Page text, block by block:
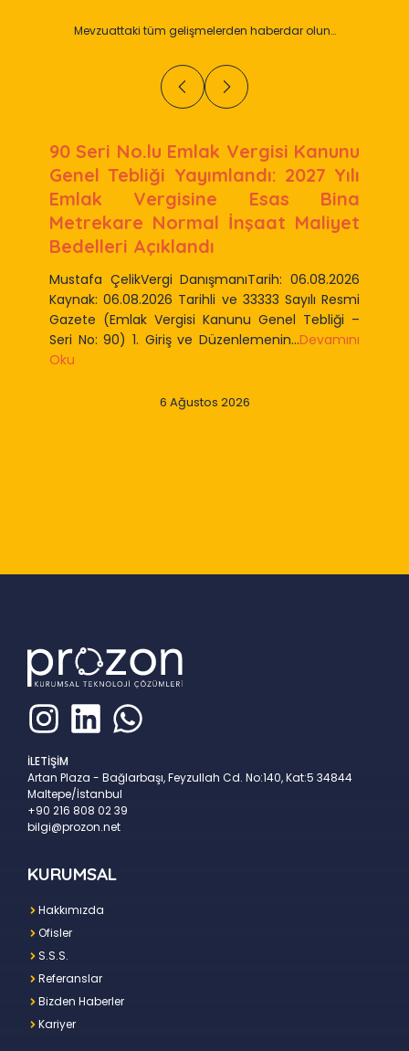
Mevzuattaki tüm gelişmelerden haberdar olun…
90 Seri No.lu Emlak Vergisi Kanunu
Genel Tebliği Yayımlandı: 2027 Yılı
Emlak Vergisine Esas Bina
Metrekare Normal İnşaat Maliyet
Bedelleri Açıklandı
Mustafa ÇelikVergi DanışmanıTarih: 06.08.2026
Kaynak: 06.08.2026 Tarihli ve 33333 Sayılı Resmi
Gazete (Emlak Vergisi Kanunu Genel Tebliği –
Seri No: 90) 1. Giriş ve Düzenlemenin...Devamını
Oku
6 Ağustos 2026
İLETİŞİM
Artan Plaza - Bağlarbaşı, Feyzullah Cd. No:140, Kat:5 34844
Maltepe/İstanbul
+90 216 808 02 39
bilgi@prozon.net
KURUMSAL
Hakkımızda
Ofisler
S.S.S.
Referanslar
Bizden Haberler
Kariyer